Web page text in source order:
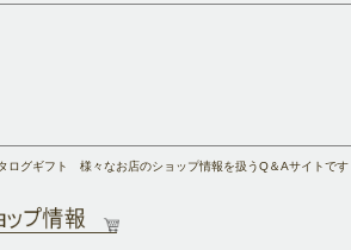
ログギフト 様々なお店のショップ情報を扱うQ＆Aサイトです